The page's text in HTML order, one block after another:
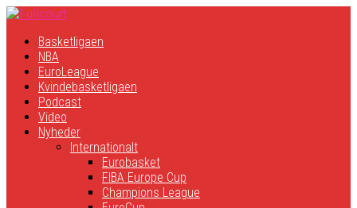
Basketligaen
NBA
EuroLeague
Kvindebasketligaen
Podcast
Video
Nyheder
Internationalt
Eurobasket
FIBA Europe Cup
Champions League